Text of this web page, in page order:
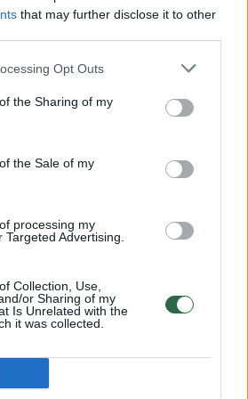
that may further disclose it to other
Opt Outs
the Sharing of my
the Sale of my
processing my
Advertising.
Collection, Use,
or Sharing of my
Is Unrelated with the
it was collected.
00:00:59
Vilniaus Vakarinis aplinkkelis:
laiko bandymu įsitvirtinti
yra neteisus
Visi įrašai